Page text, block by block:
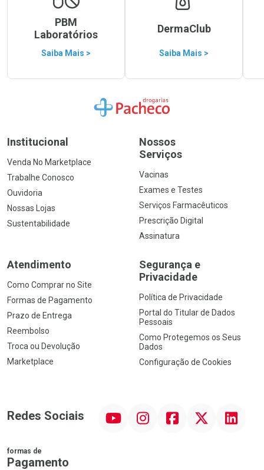
PBM
Laboratórios
Saiba Mais >
DermaClub
Saiba Mais >
Ir para a Home
Institucional
Venda No Marketplace
Trabalhe Conosco
Ouvidoria
Nossas Lojas
Sustentabilidade
Nossos
Serviços
Vacinas
Exames e Testes
Serviços Farmacêuticos
Prescrição Digital
Assinatura
Atendimento
Como Comprar no Site
Formas de Pagamento
Prazo de Entrega
Reembolso
Troca ou Devolução
Marketplace
Segurança e
Privacidade
Política de Privacidade
Portal do Titular de Dados
Pessoais
Como Protegemos os Seus
Dados
Configuração de Cookies
Redes Sociais InstagramFacebook Linkedin
formas de
Pagamento